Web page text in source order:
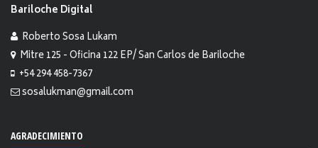
Bariloche Digital
Roberto Sosa Lukam
Mitre 125 - Oficina 122 EP/ San Carlos de Bariloche
+54 294 458-7367
sosalukman@gmail.com
AGRADECIMIENTO